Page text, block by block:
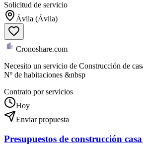
Solicitud de servicio
Ávila (Ávila)
Cronoshare.com
Necesito un servicio de Construcción de
Nº de habitaciones &nbsp
Contrato por servicios
Hoy
Enviar propuesta
Presupuestos de construcción